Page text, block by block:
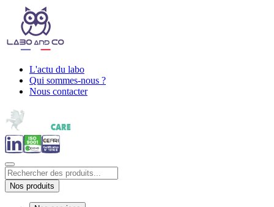
L'actu du labo
Qui sommes-nous ?
Nous contacter
Nos produits